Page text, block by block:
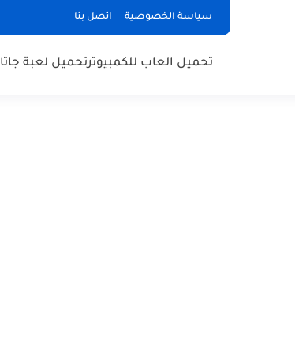
سياسة الخصوصية اتصل بنا
تحميل العاب للكمبيوترتحميل لعبة جاتا